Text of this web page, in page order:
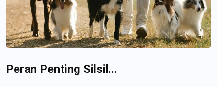
Peran Penting Silsil...